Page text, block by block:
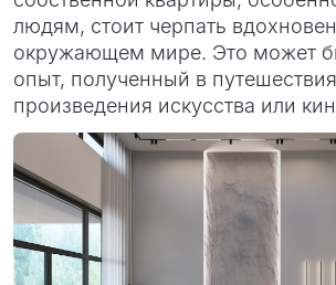
людям, стоит черпать
окружающем мире. Это может
опыт, полученный в
произведения искусства или